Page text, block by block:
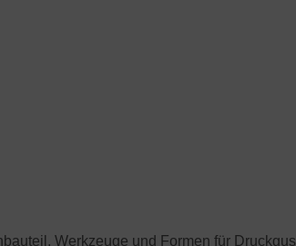
Werkzeuge und Formen für Druckgus